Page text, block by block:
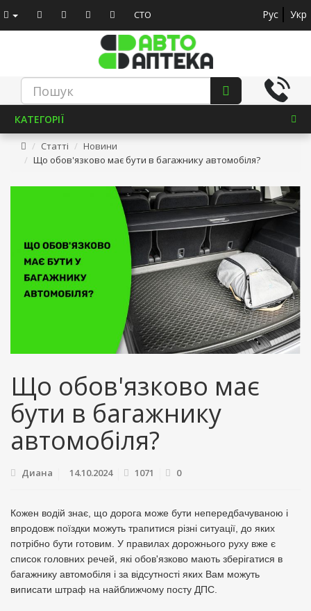
СТО Рус Укр
КАТЕГОРІЇ
Статті
Новини
Що обов'язково має бути в багажнику автомобіля?
Що обов'язково має
бути в багажнику
автомобіля?
Диана 14.10.2024 1071 0
Кожен водій знає, що дорога може бути непередбачуваною і
впродовж поїздки можуть трапитися різні ситуації, до яких
потрібно бути готовим. У правилах дорожнього руху вже є
список головних речей, які обов'язково мають зберігатися в
багажнику автомобіля і за відсутності яких Вам можуть
виписати штраф на найближчому посту ДПС.